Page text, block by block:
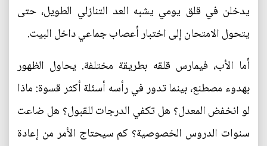
يدخلن في قلق يومي يشبه العد التنازلي الطويل، حتى
يتحول الامتحان إلى اختبار أعصاب جماعي داخل البيت.
أما الأب، فيمارس قلقه بطريقة مختلفة. يحاول الظهور
بهدوء مصطنع، بينما تدور في رأسه أسئلة أكثر قسوة: ماذا
لو انخفض المعدل؟ هل تكفي الدرجات للقبول؟ هل ضاعت
سنوات الدروس الخصوصية؟ كم سيحتاج الأمر من إعادة